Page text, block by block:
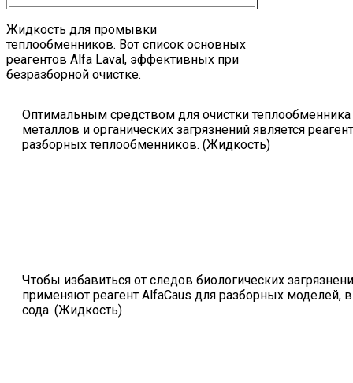
Жидкость для промывки
теплообменников. Вот список основных
реагентов Alfa Laval, эффективных при
безразборной очистке.
Оптимальным средством для очистки
металлов и органических загрязнений является
разборных теплообменников. (Жидкость)
Чтобы избавиться от следов биологических
применяют реагент AlfaCaus для разборных моделей, в
сода. (Жидкость)